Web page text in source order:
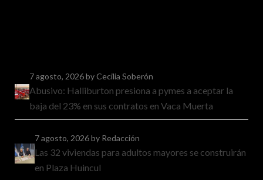
7 agosto, 2026by Cecilia Soberón
Abusivo: Halliburton presiona a pymes a aceptar la
baja del 23% en sus contratos en Vaca Muerta
7 agosto, 2026by Redacción
Las 32 viviendas para adultos mayores se construirán
en Plaza Huincul